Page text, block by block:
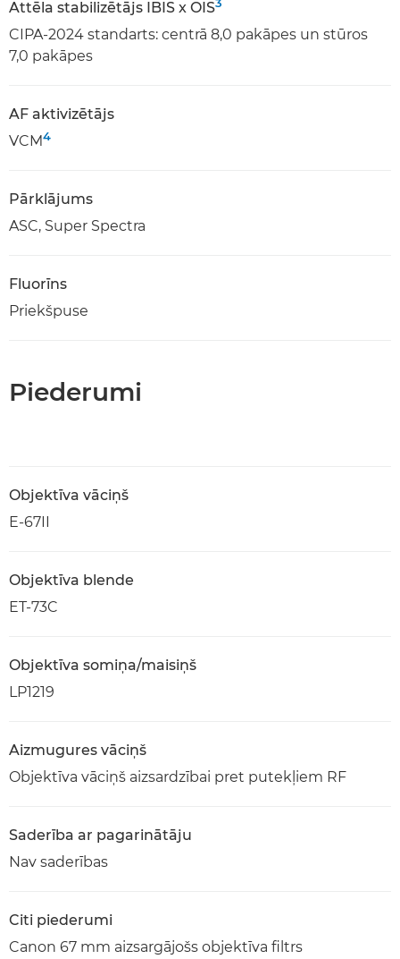
Attēla stabilizētājs IBIS x OIS
CIPA-2024 standarts: centrā 8,0 pakāpes un stūros
7,0 pakāpes
AF aktivizētājs
VCM4
Pārklājums
ASC, Super Spectra
Fluorīns
Priekšpuse
Piederumi
Objektīva vāciņš
E-67II
Objektīva blende
ET-73C
Objektīva somiņa/maisiņš
LP1219
Aizmugures vāciņš
Objektīva vāciņš aizsardzībai pret putekļiem RF
Saderība ar pagarinātāju
Nav saderības
Citi piederumi
Canon 67 mm aizsargājošs objektīva filtrs